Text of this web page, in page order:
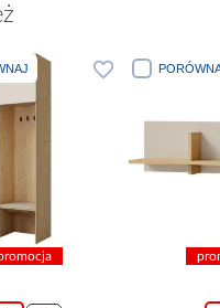
promocja